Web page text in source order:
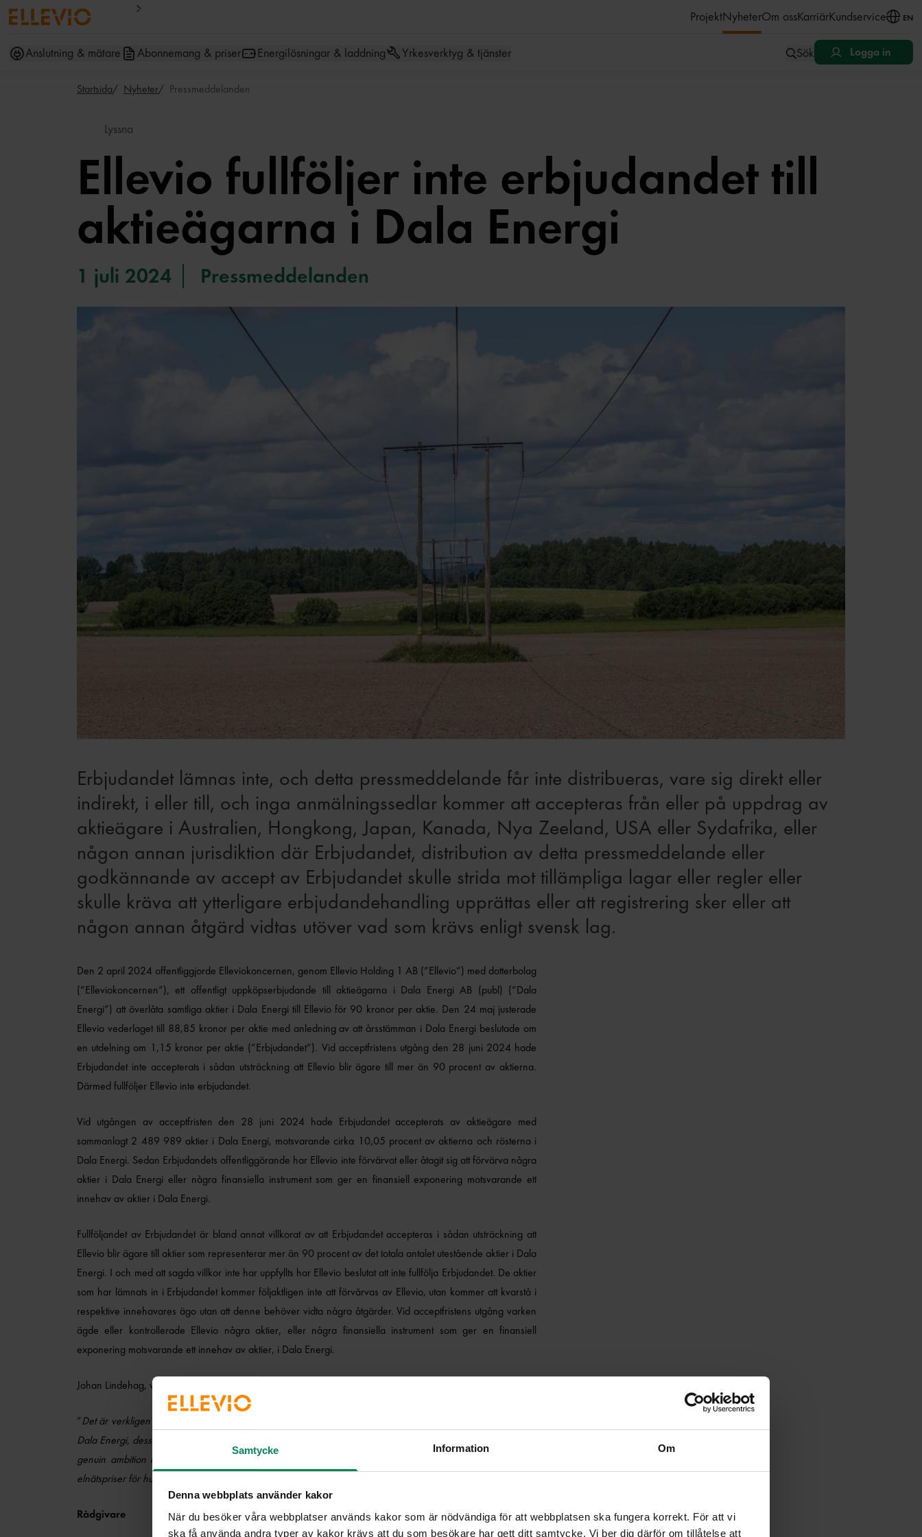
Samtycke Information Om
Denna webbplats använder kakor
När du besöker våra webbplatser används kakor som är nödvändiga för att webbplatsen ska fungera korrekt. För att vi
ska få använda andra typer av kakor krävs att du som besökare har gett ditt samtycke. Vi ber dig därför om tillåtelse att
ProjektNyheterOm ossKarriärKundservice EN
Anslutning & mätare Abonnemang & priser Energilösningar & laddning Yrkesverktyg & tjänster Sök Logga in
Startsida Nyheter Pressmeddelanden
Lyssna
Ellevio fullföljer inte erbjudandet till
aktieägarna i Dala Energi
1 juli 2024 Pressmeddelanden
Erbjudandet lämnas inte, och detta pressmeddelande får inte distribueras, vare sig direkt eller
indirekt, i eller till, och inga anmälningssedlar kommer att accepteras från eller på uppdrag av
aktieägare i Australien, Hongkong, Japan, Kanada, Nya Zeeland, USA eller Sydafrika, eller
någon annan jurisdiktion där Erbjudandet, distribution av detta pressmeddelande eller
godkännande av accept av Erbjudandet skulle strida mot tillämpliga lagar eller regler eller
skulle kräva att ytterligare erbjudandehandling upprättas eller att registrering sker eller att
någon annan åtgärd vidtas utöver vad som krävs enligt svensk lag.
Den 2 april 2024 offentliggjorde Elleviokoncernen, genom Ellevio Holding 1 AB (”Ellevio”) med dotterbolag
(”Elleviokoncernen”), ett offentligt uppköpserbjudande till aktieägarna i Dala Energi AB (publ) (”Dala
Energi”) att överlåta samtliga aktier i Dala Energi till Ellevio för 90 kronor per aktie. Den 24 maj justerade
Ellevio vederlaget till 88,85 kronor per aktie med anledning av att årsstämman i Dala Energi beslutade om
en utdelning om 1,15 kronor per aktie (”Erbjudandet”). Vid acceptfristens utgång den 28 juni 2024 hade
Erbjudandet inte accepterats i sådan utsträckning att Ellevio blir ägare till mer än 90 procent av aktierna.
Därmed fullföljer Ellevio inte erbjudandet.
Vid utgången av acceptfristen den 28 juni 2024 hade Erbjudandet accepterats av aktieägare med
sammanlagt 2 489 989 aktier i Dala Energi, motsvarande cirka 10,05 procent av aktierna och rösterna i
Dala Energi. Sedan Erbjudandets offentliggörande har Ellevio inte förvärvat eller åtagit sig att förvärva några
aktier i Dala Energi eller några finansiella instrument som ger en finansiell exponering motsvarande ett
innehav av aktier i Dala Energi.
Fullföljandet av Erbjudandet är bland annat villkorat av att Erbjudandet accepteras i sådan utsträckning att
Ellevio blir ägare till aktier som representerar mer än 90 procent av det totala antalet utestående aktier i Dala
Energi. I och med att sagda villkor inte har uppfyllts har Ellevio beslutat att inte fullfölja Erbjudandet. De aktier
som har lämnats in i Erbjudandet kommer följaktligen inte att förvärvas av Ellevio, utan kommer att kvarstå i
respektive innehavares ägo utan att denne behöver vidta några åtgärder. Vid acceptfristens utgång varken
ägde eller kontrollerade Ellevio några aktier, eller några finansiella instrument som ger en finansiell
exponering motsvarande ett innehav av aktier, i Dala Energi.
Johan Lindehag, vd och koncernchef för Ellevio AB (publ), kommenterar:
”Det är verkligen tråkigt att affären inte blir av. Jag är helt övertygad om att det hade varit mycket positivt för
Dala Energi, dess kunder och medarbetare att bli en del av Ellevio. Vi har en stark förankring i regionen, en
genuin ambition att fortsätta satsa i Dalarna, stabila och långsiktiga ägare samt dessutom generellt lägre
elnätspriser för hushållen.
Rådgivare